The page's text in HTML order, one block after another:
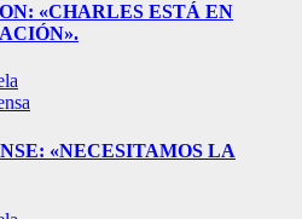
«CHARLES ESTÁ EN
«NECESITAMOS LA